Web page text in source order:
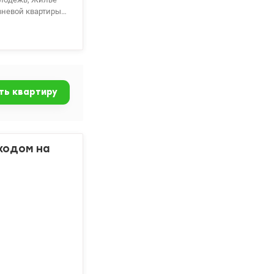
квартиры в
почта.
Большой
1)
квартиру
на